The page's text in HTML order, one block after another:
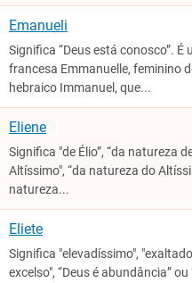
Emanueli
Significa “Deus está conosco”.
francesa Emmanuelle, feminino
hebraico Immanuel, que...
Eliene
Significa "de Élio”, “da natureza
Altíssimo", “da natureza do
natureza...
Eliete
Significa "elevadíssimo",
excelso", “Deus é abundância”